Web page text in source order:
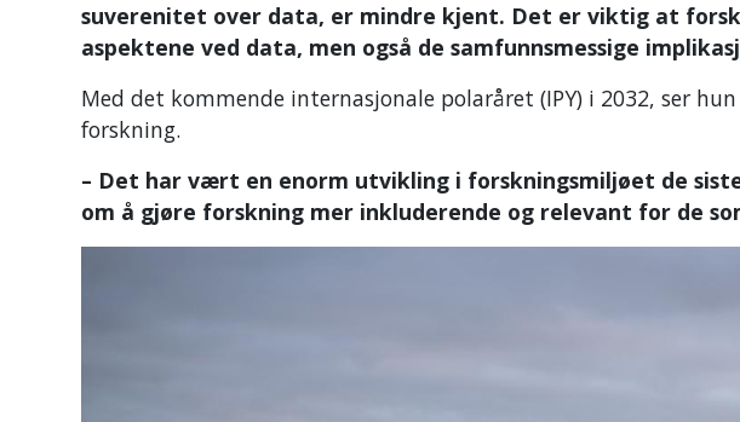
suverenitet over data, er mindre kjent. Det er viktig at
aspektene ved data, men også de samfunnsmessige
Med det kommende internasjonale polaråret (IPY) i 2032, ser
forskning.
– Det har vært en enorm utvikling i forskningsmiljøet de
om å gjøre forskning mer inkluderende og relevant for de